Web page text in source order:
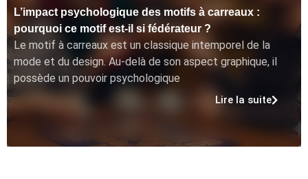
L’impact psychologique des motifs à carreaux :
pourquoi ce motif est-il si fédérateur ?
Le motif à carreaux est un classique intemporel de la
mode et du design. Au-delà de son aspect graphique, il
possède un pouvoir psychologique
Lire la suite